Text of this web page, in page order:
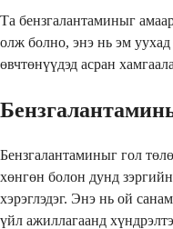
Та бензгалантаминыг
олж болно, энэ нь эм
өвчтөнүүдэд асран
Бензгалантаминыг гол
хөнгөн болон дунд
хэрэглэдэг. Энэ нь ой
үйл ажиллагаанд